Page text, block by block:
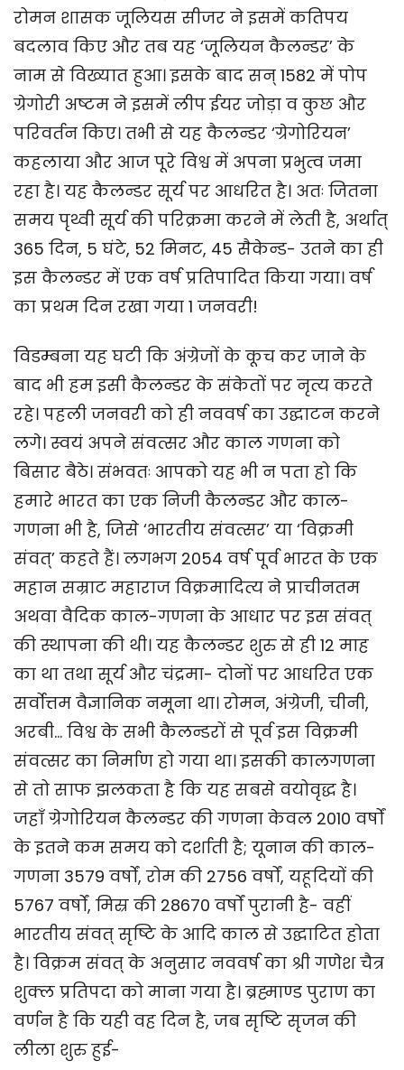
रोमन शासक जूलियस सीजर ने इसमें कतिपय
बदलाव किए और तब यह ‘जूलियन कैलन्डर’ के
नाम से विख्यात हुआ। इसके बाद सन् 1582 में पोप
ग्रेगोरी अष्टम ने इसमें लीप ईयर जोड़ा व कुछ और
परिवर्तन किए। तभी से यह कैलन्डर ‘ग्रेगोरियन’
कहलाया और आज पूरे विश्व में अपना प्रभुत्व जमा
रहा है। यह कैलन्डर सूर्य पर आधरित है। अतः जितना
समय पृथ्वी सूर्य की परिक्रमा करने में लेती है, अर्थात्
365 दिन, 5 घंटे, 52 मिनट, 45 सैकेन्ड- उतने का ही
इस कैलन्डर में एक वर्ष प्रतिपादित किया गया। वर्ष
का प्रथम दिन रखा गया 1 जनवरी!
विडम्बना यह घटी कि अंग्रेजों के कूच कर जाने के
बाद भी हम इसी कैलन्डर के संकेतों पर नृत्य करते
रहे। पहली जनवरी को ही नववर्ष का उद्घाटन करने
लगे। स्वयं अपने संवत्सर और काल गणना को
बिसार बैठे। संभवतः आपको यह भी न पता हो कि
हमारे भारत का एक निजी कैलन्डर और काल-
गणना भी है, जिसे ‘भारतीय संवत्सर’ या ‘विक्रमी
संवत्’ कहते हैं। लगभग 2054 वर्ष पूर्व भारत के एक
महान सम्राट महाराज विक्रमादित्य ने प्राचीनतम
अथवा वैदिक काल-गणना के आधार पर इस संवत्
की स्थापना की थी। यह कैलन्डर शुरु से ही 12 माह
का था तथा सूर्य और चंद्रमा- दोनों पर आधरित एक
सर्वोत्तम वैज्ञानिक नमूना था। रोमन, अंग्रेजी, चीनी,
अरबी... विश्व के सभी कैलन्डरों से पूर्व इस विक्रमी
संवत्सर का निर्माण हो गया था। इसकी कालगणना
से तो साफ झलकता है कि यह सबसे वयोवृद्ध है।
जहाँ ग्रेगोरियन कैलन्डर की गणना केवल 2010 वर्षों
के इतने कम समय को दर्शाती है; यूनान की काल-
गणना 3579 वर्षों, रोम की 2756 वर्षों, यहूदियों की
5767 वर्षों, मिस्र की 28670 वर्षों पुरानी है- वहीं
भारतीय संवत् सृष्टि के आदि काल से उद्घाटित होता
है। विक्रम संवत् के अनुसार नववर्ष का श्री गणेश चैत्र
शुक्ल प्रतिपदा को माना गया है। ब्रह्माण्ड पुराण का
वर्णन है कि यही वह दिन है, जब सृष्टि सृजन की
लीला शुरु हुई-